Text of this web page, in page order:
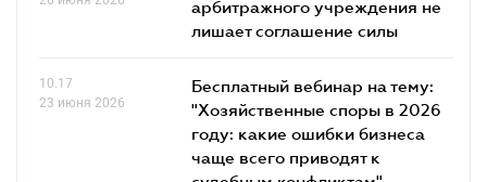
арбитражного учреждения не
лишает соглашение силы
10.17
23 июня 2026
Бесплатный вебинар на тему:
"Хозяйственные споры в 2026
году: какие ошибки бизнеса
чаще всего приводят к